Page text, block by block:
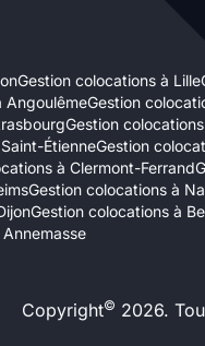
Gestion colocations à Lille
AngoulêmeGestion
Gestion
ÉtienneGestion
à Clermont-Ferrand
Gestion colocations à
Gestion colocations à
Copyright© 2026.